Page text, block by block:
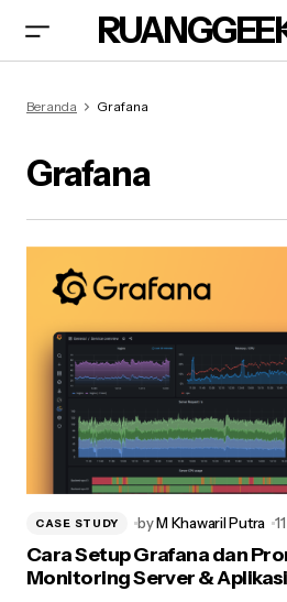
Beranda Grafana
Grafana
CASE STUDY byM Khawaril Putra
Cara Setup Grafana dan
Monitoring Server & Aplikasi